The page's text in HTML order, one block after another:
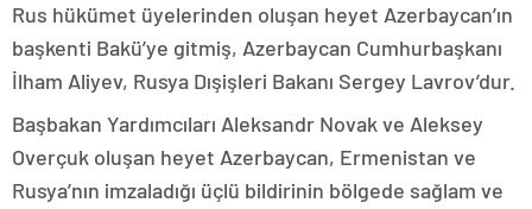
Rus hükümet üyelerinden oluşan heyet Azerbaycan’ın
başkenti Bakü’ye gitmiş, Azerbaycan Cumhurbaşkanı
İlham Aliyev, Rusya Dışişleri Bakanı Sergey Lavrov’dur.
Başbakan Yardımcıları Aleksandr Novak ve Aleksey
Overçuk oluşan heyet Azerbaycan, Ermenistan ve
Rusya’nın imzaladığı üçlü bildirinin bölgede sağlam ve